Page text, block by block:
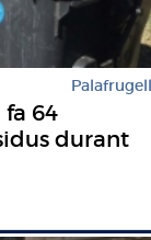
Palafrugell
64
durant